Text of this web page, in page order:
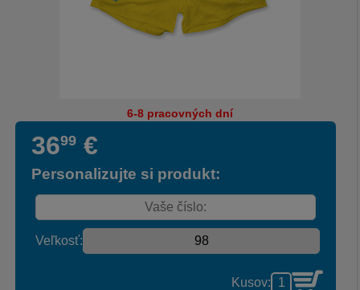
6-8 pracovných dní
3699 €
Personalizujte si produkt:
Veľkosť:
Kusov: